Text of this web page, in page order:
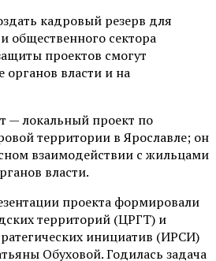
кадровый резерв для
общественного сектора
проектов смогут
органов власти и на
— локальный проект по
территории в Ярославле; он
взаимодействии с жильцами
власти.
проекта формировали
территорий (ЦРГТ) и
инициатив (ИРСИ)
Обуховой. Годилась задача